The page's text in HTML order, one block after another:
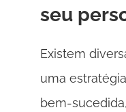
seu
Existem
uma
bem-